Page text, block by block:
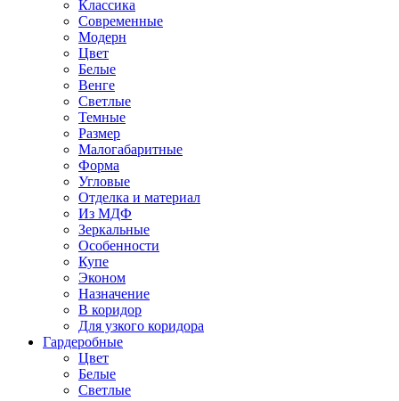
Классика
Современные
Модерн
Цвет
Белые
Венге
Светлые
Темные
Размер
Малогабаритные
Форма
Угловые
Отделка и материал
Из МДФ
Зеркальные
Особенности
Купе
Эконом
Назначение
В коридор
Для узкого коридора
Гардеробные
Цвет
Белые
Светлые